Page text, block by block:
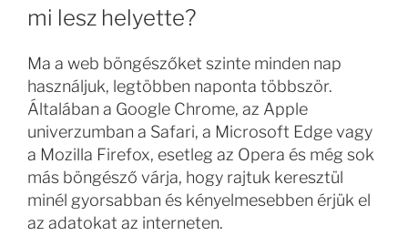
mi lesz helyette?
Ma a web böngészőket szinte minden nap
használjuk, legtöbben naponta többször.
Általában a Google Chrome, az Apple
univerzumban a Safari, a Microsoft Edge vagy
a Mozilla Firefox, esetleg az Opera és még sok
más böngésző várja, hogy rajtuk keresztül
minél gyorsabban és kényelmesebben érjük el
az adatokat az interneten.